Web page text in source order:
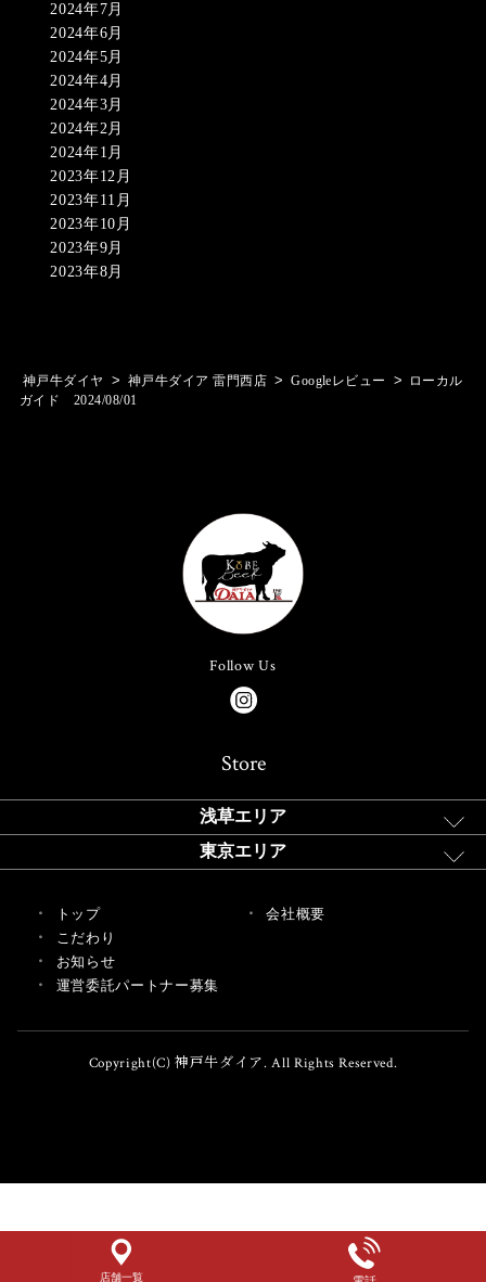
2024年7月
2024年6月
2024年5月
2024年4月
2024年3月
2024年2月
2024年1月
2023年12月
2023年11月
2023年10月
2023年9月
2023年8月
神戸牛ダイヤ > 神戸牛ダイア 雷門西店 > Googleレビュー >
ローカル
ガイド 2024/08/01
Follow Us
Store
浅草エリア
東京エリア
トップ
こだわり
お知らせ
運営委託パートナー募集
会社概要
Copyright(C) 神戸牛ダイア. All Rights Reserved.